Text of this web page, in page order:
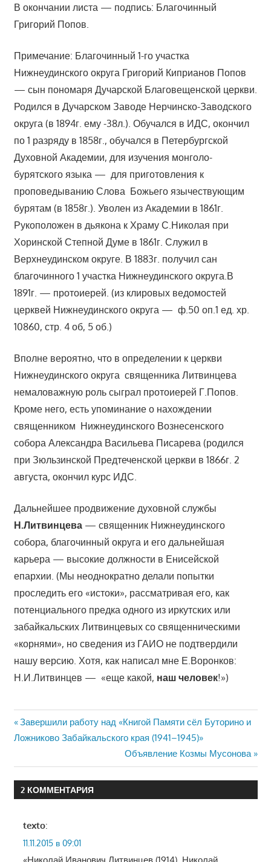
В окончании листа — подпись: Благочинный
Григорий Попов.
Примечание: Благочинный 1-го участка
Нижнеудинского округа Григорий Киприанов Попов
— сын пономаря Дучарской Благовещенской церкви.
Родился в Дучарском Заводе Нерчинско-Заводского
округа (в 1894г. ему -38л.). Обучался в ИДС, окончил
по 1 разряду в 1858г., обучался в Петербургской
Духовной Академии, для изучения монголо-
бурятского языка — для приготовления к
проповедыванию Слова Божьего язычествующим
бурятам (в 1858г.). Уволен из Академии в 1861г.
Рукоположен в дьякона к Храму С.Николая при
Хоринской Степной Думе в 1861г. Служил в
Верхнеудинском округе. В 1883г. получил сан
благочинного 1 участка Нижнеудинского округа.В
1891г. — протоиерей. (из клировых ведомостей
церквей Нижнеудинского округа — ф.50 оп.1 ед. хр.
10860, стр. 4 об, 5 об.)
Вполне вероятно, что в определении к церкви
Нижнеудинского округа священника Литвинцева
немаловажную роль сыграл протоиерей Г.Попов.
Кроме него, есть упоминание о нахождении
священником Нижнеудинского Вознесенского
собора Александра Васильева Писарева (родился
при Зюльзинской Предтеченской церкви в 1866г. 2
августа, окончил курс ИДС.
Дальнейшее продвижение духовной службы
Н.Литвинцева— священник Нижнеудинского
собора, благочинный округа и его дальнейшая
карьера — высокие должности в Енисейской
епархии. (Мы неоднократно делали попытки
проследить его «истоки», рассматривая его, как
потенциального предка одного из иркутских или
забайкальских Литвинцевых со священническими
«корнями», но сведения из ГАИО не подтвердили
нашу версию. Хотя, как написал мне Е.Воронков:
Н.И.Литвинцев — «еще какой, наш человек!»)
Навигация
записям
Предыдущая
запись:
Завершили работу над «Книгой Памяти сёл Буторино и
Ложниково Забайкальского края (1941–1945)»
Следующая
запись:
Объявление Козмы Мусонова
2 КОММЕНТАРИЯ
texto:
11.11.2015 в 09:01